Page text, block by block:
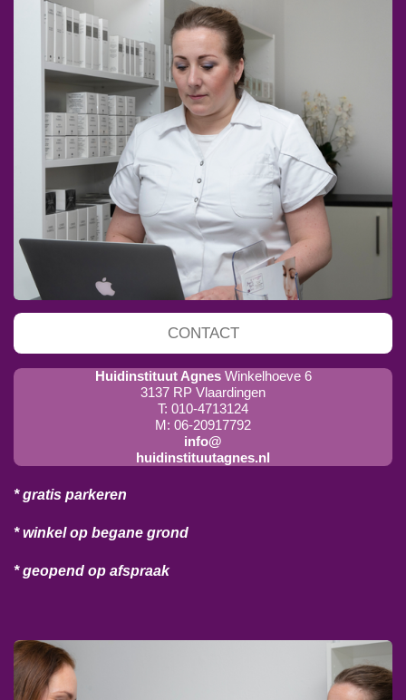
CONTACT
Huidinstituut Agnes Winkelhoeve 6
3137 RP Vlaardingen
T: 010-4713124
M: 06-20917792
info@
huidinstituutagnes.nl
* gratis parkeren
* winkel op begane grond
* geopend op afspraak